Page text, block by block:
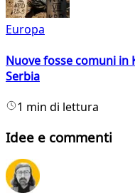
Europa
Nuove fosse comuni in
Serbia
1 min di lettura
Idee e commenti